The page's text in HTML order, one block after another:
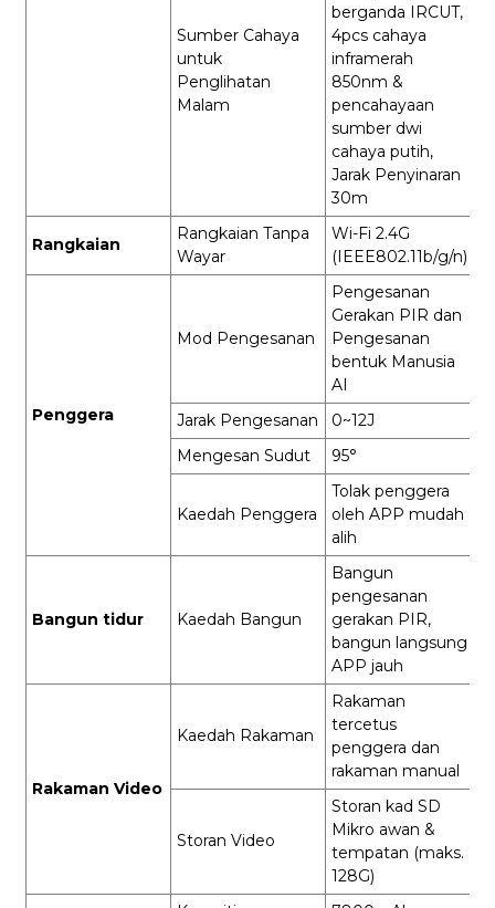
Sumber Cahaya
untuk
Penglihatan
Malam
berganda IRCUT,
4pcs cahaya
inframerah
850nm &
pencahayaan
sumber dwi
cahaya putih,
Jarak Penyinaran
30m
Rangkaian
Rangkaian Tanpa
Wayar
Wi-Fi 2.4G
(IEEE802.11b/g/n)
Penggera
Mod Pengesanan
Pengesanan
Gerakan PIR dan
Pengesanan
bentuk Manusia
AI
Jarak Pengesanan
0~12J
Mengesan Sudut
95°
Kaedah Penggera
Tolak penggera
oleh APP mudah
alih
Bangun tidur Kaedah Bangun
Bangun
pengesanan
gerakan PIR,
bangun langsung
APP jauh
Rakaman Video
Kaedah Rakaman
Rakaman
tercetus
penggera dan
rakaman manual
Storan Video
Storan kad SD
Mikro awan &
tempatan (maks.
128G)